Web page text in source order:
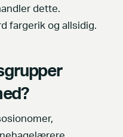
dette.
fargerik og allsidig.